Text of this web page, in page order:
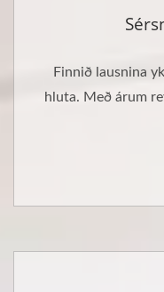
Finnið lausnina
hluta. Með árum